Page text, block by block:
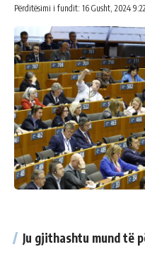
Përditësimi i fundit: 16 Gusht, 2024
Ju gjithashtu mund të